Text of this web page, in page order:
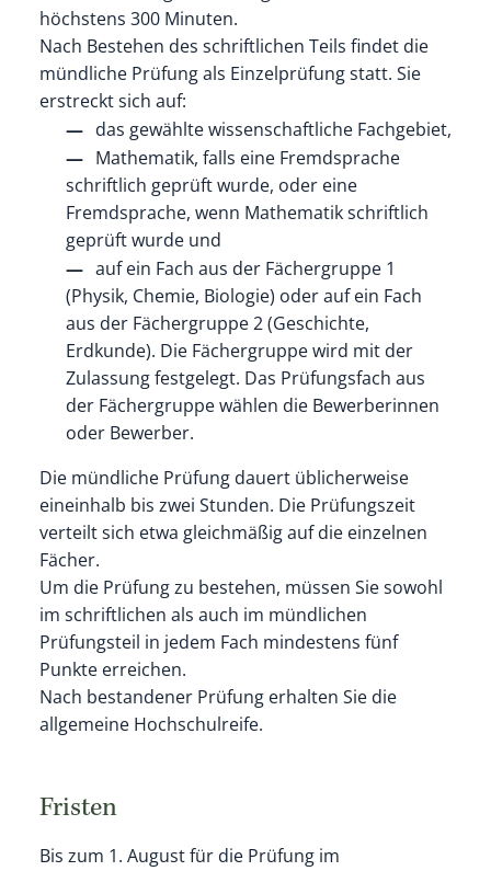
höchstens 300 Minuten.
Nach Bestehen des schriftlichen Teils findet die
mündliche Prüfung als Einzelprüfung statt. Sie
erstreckt sich auf:
das gewählte wissenschaftliche Fachgebiet,
Mathematik, falls eine Fremdsprache
schriftlich geprüft wurde, oder eine
Fremdsprache, wenn Mathematik schriftlich
geprüft wurde und
auf ein Fach aus der Fächergruppe 1
(Physik, Chemie, Biologie) oder auf ein Fach
aus der Fächergruppe 2 (Geschichte,
Erdkunde). Die Fächergruppe wird mit der
Zulassung festgelegt. Das Prüfungsfach aus
der Fächergruppe wählen die Bewerberinnen
oder Bewerber.
Die mündliche Prüfung dauert üblicherweise
eineinhalb bis zwei Stunden. Die Prüfungszeit
verteilt sich etwa gleichmäßig auf die einzelnen
Fächer.
Um die Prüfung zu bestehen, müssen Sie sowohl
im schriftlichen als auch im mündlichen
Prüfungsteil in jedem Fach mindestens fünf
Punkte erreichen.
Nach bestandener Prüfung erhalten Sie die
allgemeine Hochschulreife.
Fristen
Bis zum 1. August für die Prüfung im